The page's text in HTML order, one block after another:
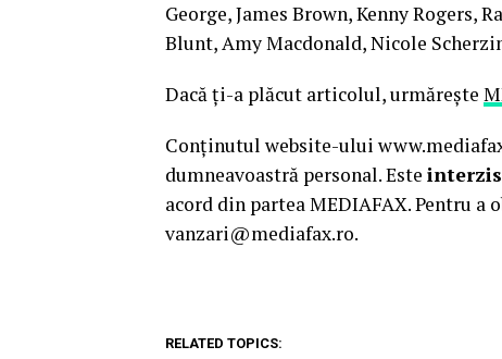
George, James Brown, Kenny Rogers,
Blunt, Amy Macdonald, Nicole
Dacă ţi-a plăcut articolul, urmăreşte
Conținutul website-ului
dumneavoastră personal. Este
acord din partea MEDIAFAX. Pentru a
vanzari@mediafax.ro.
RELATED TOPICS: